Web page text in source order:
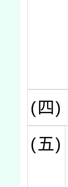
(四)
(五)